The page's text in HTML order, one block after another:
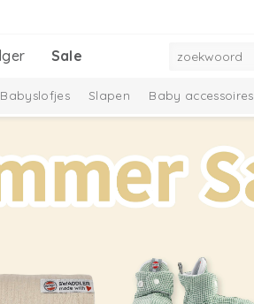
Sale
Babyslofjes Slapen Baby accessoires